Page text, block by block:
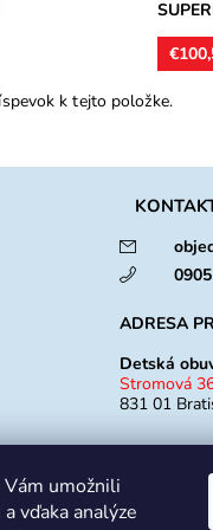
k tejto položke.
ADRESA
Detská
Stromová
831 01
Po -Pia:
So: 9:00 -
Ne: Zatvorené
Vám umožnili
vďaka analýze